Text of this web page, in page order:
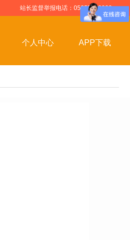
站长监督举报电话：05357599999
个人中心 APP下载